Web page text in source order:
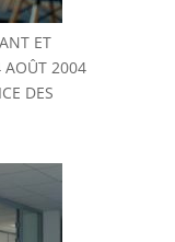
ET
AOÛT 2004
DES